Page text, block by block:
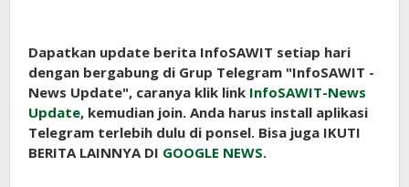
Dapatkan update berita InfoSAWIT setiap hari
dengan bergabung di Grup Telegram "InfoSAWIT -
News Update", caranya klik link InfoSAWIT-News
Update, kemudian join. Anda harus install aplikasi
Telegram terlebih dulu di ponsel. Bisa juga IKUTI
BERITA LAINNYA DI GOOGLE NEWS.